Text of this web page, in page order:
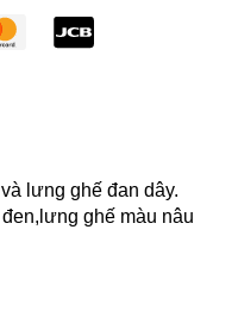
lưng ghế đan dây.
ghế màu nâu